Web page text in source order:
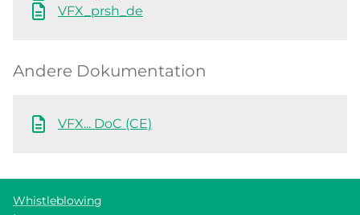
VFX_prsh_de
Andere Dokumentation
VFX... DoC (CE)
Whistleblowing